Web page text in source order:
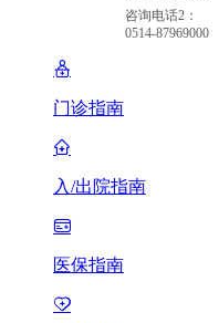
咨询电话2：
0514-87969000
门诊指南
入/出院指南
医保指南